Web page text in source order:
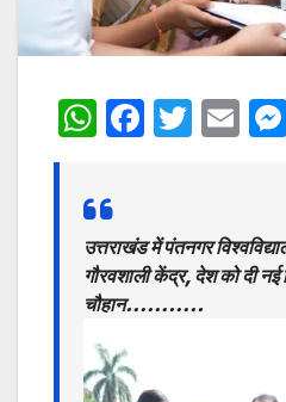
W
at
s
A
p
p
F
e
b
o
k
T
er
E
l
उत्तराखंड में पंतनगर
गौरवशाली केंद्र, देश को दी नई
चौहान………..